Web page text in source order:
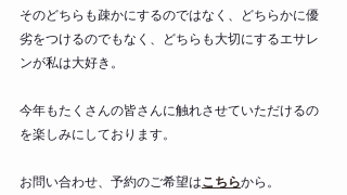
そのどちらも疎かにするのではなく、どちらかに優
劣をつけるのでもなく、どちらも大切にするエサレ
ンが私は大好き。
今年もたくさんの皆さんに触れさせていただけるの
を楽しみにしております。
お問い合わせ、予約のご希望はこちらから。